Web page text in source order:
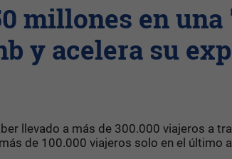
millones en una
y acelera su
llevado a más de 300.000 viajeros a
de 100.000 viajeros solo en el último